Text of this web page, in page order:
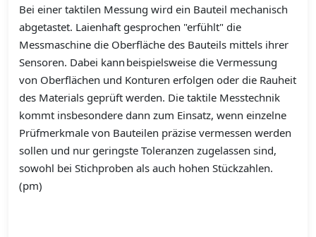
Bei einer taktilen Messung wird ein Bauteil mechanisch
abgetastet. Laienhaft gesprochen "erfühlt" die
Messmaschine die Oberfläche des Bauteils mittels ihrer
Sensoren. Dabei kann beispielsweise die Vermessung
von Oberflächen und Konturen erfolgen oder die Rauheit
des Materials geprüft werden. Die taktile Messtechnik
kommt insbesondere dann zum Einsatz, wenn einzelne
Prüfmerkmale von Bauteilen präzise vermessen werden
sollen und nur geringste Toleranzen zugelassen sind,
sowohl bei Stichproben als auch hohen Stückzahlen.
(pm)